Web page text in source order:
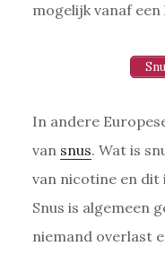
mogelijk vanaf
In andere
van snus. Wat is
van nicotine en dit
Snus is algemeen
niemand overlast